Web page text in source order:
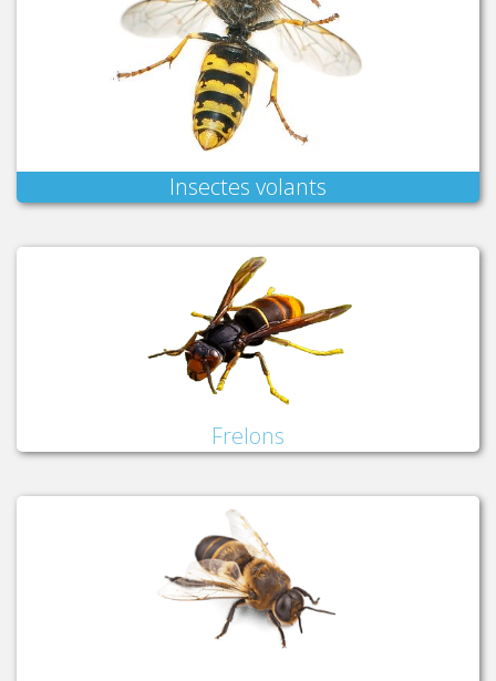
Insectes volants
Frelons